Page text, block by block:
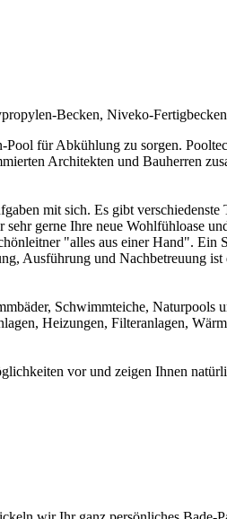
Becken, Niveko-
für Abkühlung zu sorgen.
Architekten und Bauherren
mit sich. Es gibt
gerne Ihre neue Wohlfühloase
"alles aus einer Hand". Ein
Ausführung und Nachbetreuung
Schwimmteiche,
Heizungen, Filteranlagen,
vor und zeigen Ihnen